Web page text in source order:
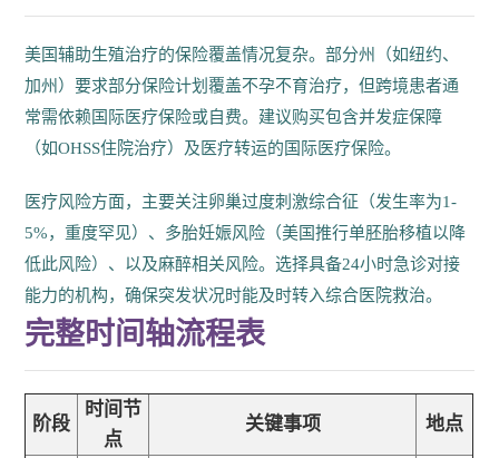
美国辅助生殖治疗的保险覆盖情况复杂。部分州（如纽约、
加州）要求部分保险计划覆盖不孕不育治疗，但跨境患者通
常需依赖国际医疗保险或自费。建议购买包含并发症保障
（如OHSS住院治疗）及医疗转运的国际医疗保险。
医疗风险方面，主要关注卵巢过度刺激综合征（发生率为1-
5%，重度罕见）、多胎妊娠风险（美国推行单胚胎移植以降
低此风险）、以及麻醉相关风险。选择具备24小时急诊对接
能力的机构，确保突发状况时能及时转入综合医院救治。
完整时间轴流程表
阶段
时间节
点
关键事项 地点